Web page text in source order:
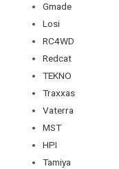
Gmade
Losi
RC4WD
Redcat
TEKNO
Traxxas
Vaterra
MST
HPI
Tamiya